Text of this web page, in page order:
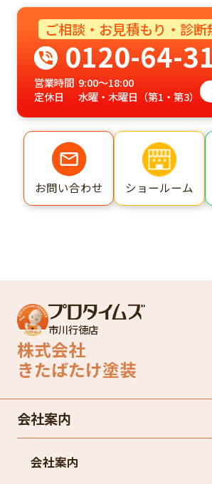
ご相談・お見積もり・診断
0120-64-
営業時間 9:00～18:00
定休日
水曜・木曜日（第1・第3）
お問い合わせ ショールーム
市川行徳店
株式会社
きたばたけ塗装
会社案内
会社案内